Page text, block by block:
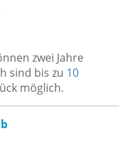
zwei Jahre
sind bis zu 10
möglich.